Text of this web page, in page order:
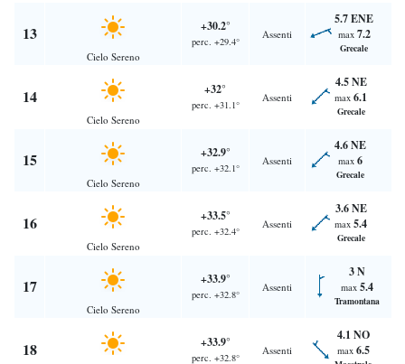
13
Cielo Sereno
+30.2°
perc. +29.4°
Assenti
5.7 ENE
max 7.2
Grecale
14
Cielo Sereno
+32°
perc. +31.1°
Assenti
4.5 NE
max 6.1
Grecale
15
Cielo Sereno
+32.9°
perc. +32.1°
Assenti
4.6 NE
max 6
Grecale
16
Cielo Sereno
+33.5°
perc. +32.4°
Assenti
3.6 NE
max 5.4
Grecale
17
Cielo Sereno
+33.9°
perc. +32.8°
Assenti
3 N
max 5.4
Tramontana
18 +33.9°
perc. +32.8°
Assenti
4.1 NO
max 6.5